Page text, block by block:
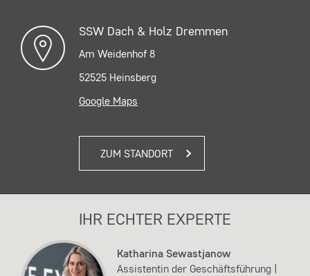
SSW Dach & Holz Dremmen
Am Weidenhof 8
52525 Heinsberg
Google Maps
ZUM STANDORT
IHR ECHTER EXPERTE
Katharina Sewastjanow
Assistentin der Geschäftsführung |